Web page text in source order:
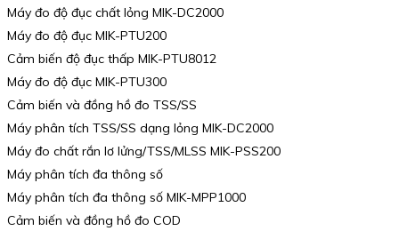
Máy đo độ đục chất lỏng MIK-DC2000
Máy đo độ đục MIK-PTU200
Cảm biến độ đục thấp MIK-PTU8012
Máy đo độ đục MIK-PTU300
Cảm biến và đồng hồ đo TSS/SS
Máy phân tích TSS/SS dạng lỏng MIK-DC2000
Máy đo chất rắn lơ lửng/TSS/MLSS MIK-PSS200
Máy phân tích đa thông số
Máy phân tích đa thông số MIK-MPP1000
Cảm biến và đồng hồ đo COD